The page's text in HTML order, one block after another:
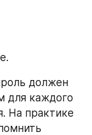
должен
для каждого
На практике